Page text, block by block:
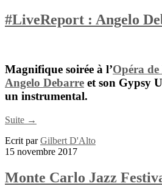
#LiveReport : Angelo
Magnifique soirée à l’Opéra de
Angelo Debarre et son Gypsy
un instrumental.
Suite →
Ecrit parGilbert D'Alto
15 novembre 2017
Monte Carlo Jazz